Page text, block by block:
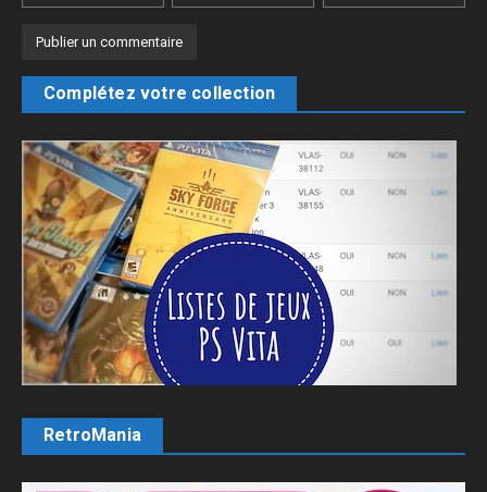
Complétez votre collection
RetroMania